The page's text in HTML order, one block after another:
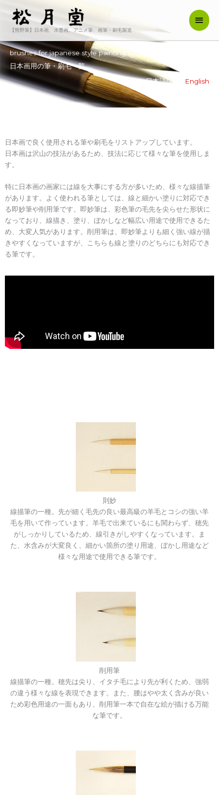
キ
プ
【熊野筆】日本画、水墨画、アニメ筆、画筆・刷毛製造
メ
イ
brushes for japanese style painting List
日本画用の筆・刷毛一覧
日本語(JP) /
English
日本画で良く使用される筆や刷毛をリストアップしています。
日本画は沢山の技法があるため、技法に応じて様々な筆を使用しま
す。
特に日本画の画家には線を大事にする方が多いため、様々な線描筆
があります。よく使われる筆としては、線と細かい塗りに対応でき
る即妙筆や削用筆です。即妙筆は、彩色筆の毛先を尖らせた形状に
なっており、線描き、塗り、ぼかしなど幅広い用途で使用できるた
め、大変人気があります。削用筆は、即妙筆よりも細く強い線が描
きやすくなっていますが、こちらも線と塗りのどちらにも対応でき
る筆です。
則妙
線描筆の一種。先が細く毛先の良い最高級の羊毛とコシの強い羊
毛を用いて作っています。羊毛で出来ているにも関わらず、穂先
がしっかりしているため、線引きがしやすくなっています。ま
た、水含みが大変良く、細かい箇所の塗り用途、ぼかし用途など
様々な用途で使用できる筆です。
削用筆
線描筆の一種。穂先は尖り、イタチ毛により先が利くため、強弱
の違う様々な線を表現できます。また、腰はやや太く含みが良い
ため彩色用途の一面もあり、削用筆一本で自在な絵が描ける万能
な筆です。